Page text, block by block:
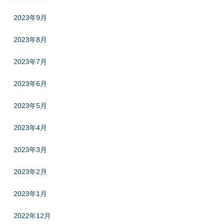
2023年9月
2023年8月
2023年7月
2023年6月
2023年5月
2023年4月
2023年3月
2023年2月
2023年1月
2022年12月